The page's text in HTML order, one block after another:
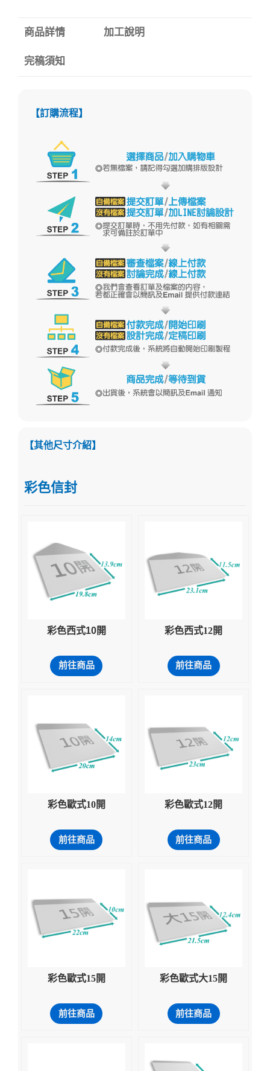
商品詳情 加工說明
完稿須知
【訂購流程】
【其他尺寸介紹】
彩色信封
彩色西式10開
前往商品
彩色西式12開
前往商品
彩色歐式10開
前往商品
彩色歐式12開
前往商品
彩色歐式15開
前往商品
彩色歐式大15開
前往商品